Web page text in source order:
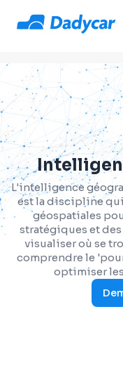
L'intelligence
est la discipline qui
géospatiales
stratégiques et
visualiser où se
comprendre le
optimiser